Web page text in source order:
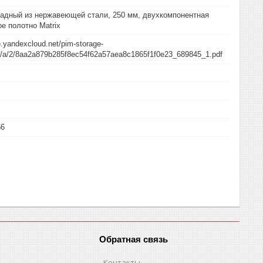
из нержавеющей стали, 250 мм, двухкомпонентная
полотно Matrix
pim-storage-
2/8aa2a879b285f8ec54f62a57aea8c1865f1f0e23_689845_1.pdf
Обратная связь